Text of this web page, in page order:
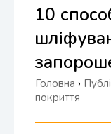
10
Головна ›
покриття